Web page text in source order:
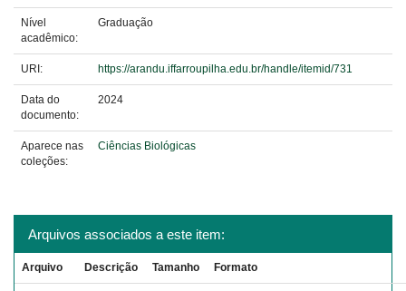
Nível
acadêmico:
Graduação
URI: https://arandu.iffarroupilha.edu.br/handle/itemid/731
Data do
documento:
2024
Aparece nas
coleções:
Ciências Biológicas
Arquivos associados a este item:
Arquivo Descrição Tamanho Formato